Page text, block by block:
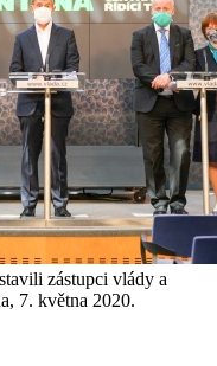
zástupci vlády a
7. května 2020.